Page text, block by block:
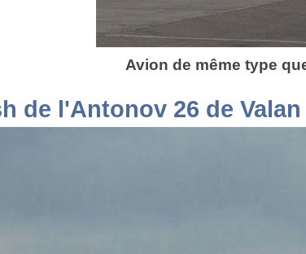
Avion de même type
de l'Antonov 26 de